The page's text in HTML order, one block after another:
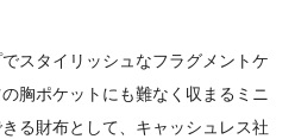
スタイリッシュなフラグメントケ
胸ポケットにも難なく収まるミニ
る財布として、キャッシュレス社